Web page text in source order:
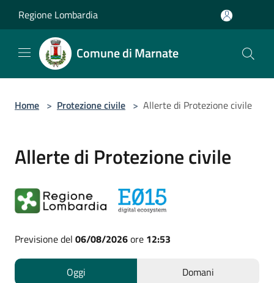
Regione Lombardia
Comune di Marnate
Home > Protezione civile > Allerte di Protezione civile
Allerte di Protezione civile
Previsione del 06/08/2026ore 12:53
Oggi Domani